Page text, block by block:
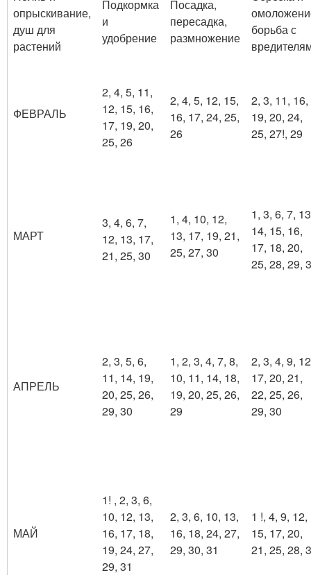
опрыскивание,
душ для
растений
Подкормка
и
удобрение
Посадка,
пересадка,
размножение
борьба с
ФЕВРАЛЬ
2, 4, 5, 11,
12, 15, 16,
17, 19, 20,
25, 26
2, 4, 5, 12, 15,
16, 17, 24, 25,
26
2, 3, 11, 16,
19, 20, 24,
25, 27!, 29
МАРТ
3, 4, 6, 7,
12, 13, 17,
21, 25, 30
1, 4, 10, 12,
13, 17, 19, 21,
25, 27, 30
1, 3, 6, 7,
14, 15, 16,
17, 18, 20,
25, 28, 29,
АПРЕЛЬ
2, 3, 5, 6,
11, 14, 19,
20, 25, 26,
29, 30
1, 2, 3, 4, 7, 8,
10, 11, 14, 18,
19, 20, 25, 26,
29
2, 3, 4, 9,
17, 20, 21,
22, 25, 26,
29, 30
МАЙ
1! , 2, 3, 6,
10, 12, 13,
16, 17, 18,
19, 24, 27,
29, 31
2, 3, 6, 10, 13,
16, 18, 24, 27,
29, 30, 31
1 !, 4, 9, 12,
15, 17, 20,
21, 25, 28,